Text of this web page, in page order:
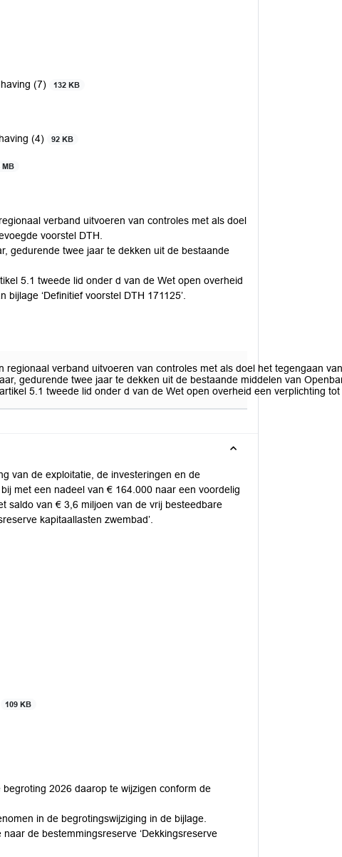
(7) 132 KB
(4) 92 KB
MB
verband uitvoeren van controles met als doel
voorstel DTH.
gedurende twee jaar te dekken uit de bestaande
5.1 tweede lid onder d van de Wet open overheid
‘Definitief voorstel DTH 171125’.
verband uitvoeren van controles met als doel het tegengaan
gedurende twee jaar te dekken uit de bestaande middelen van
5.1 tweede lid onder d van de Wet open overheid een verplichting
van de exploitatie, de investeringen en de
met een nadeel van € 164.000 naar een voordelig
saldo van € 3,6 miljoen van de vrij besteedbare
kapitaallasten zwembad’.
109 KB
2026 daarop te wijzigen conform de
in de begrotingswijziging in de bijlage.
de bestemmingsreserve ‘Dekkingsreserve